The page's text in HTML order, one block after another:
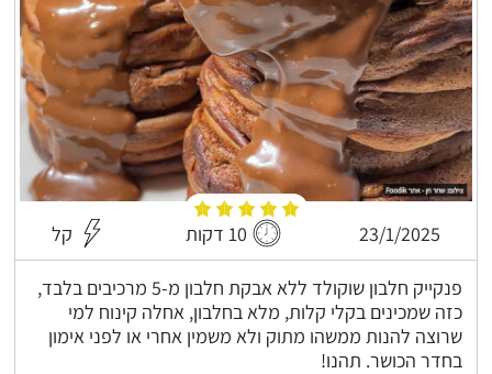
23/1/2025 10 דקות קל
פנקייק חלבון שוקולד ללא אבקת חלבון מ-5 מרכיבים בלבד,
כזה שמכינים בקלי קלות, מלא בחלבון, אחלה קינוח למי
שרוצה להנות ממשהו מתוק ולא משמין אחרי או לפני אימון
בחדר הכושר. תהנו!